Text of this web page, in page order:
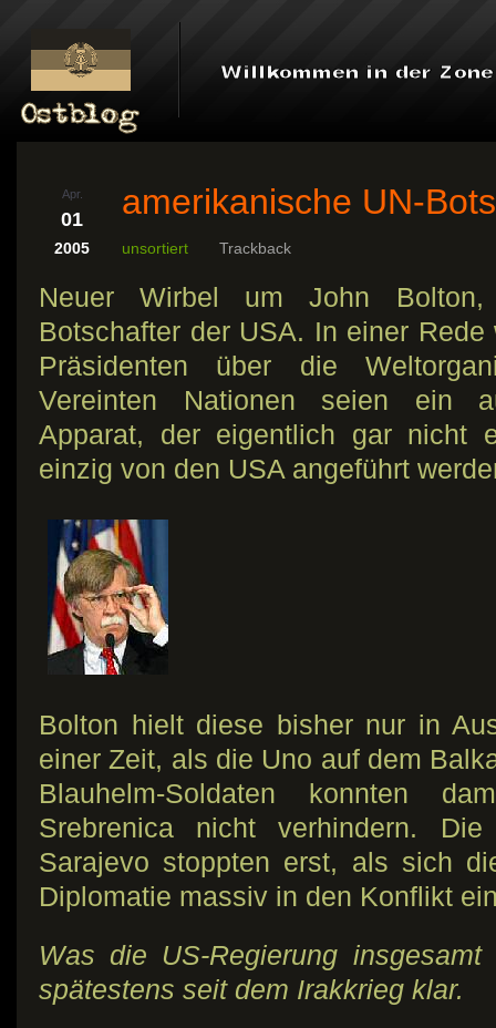
Apr.
01
2005
amerikanische UN-
unsortiert Trackback
Neuer Wirbel um John
Botschafter der USA. In einer
Präsidenten über die
Vereinten Nationen seien ein
Apparat, der eigentlich gar nicht
einzig von den USA angeführt
Bolton hielt diese bisher nur in
einer Zeit, als die Uno auf dem
Blauhelm-Soldaten konnten
Srebrenica nicht verhindern.
Sarajevo stoppten erst, als sich
Diplomatie massiv in den Konflikt
Was die US-Regierung
spätestens seit dem Irakkrieg klar.